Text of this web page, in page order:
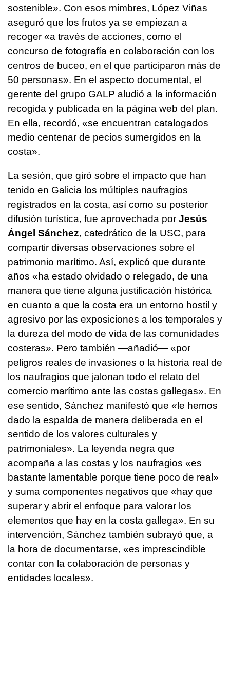
sostenible». Con esos mimbres, López Viñas
aseguró que los frutos ya se empiezan a
recoger «a través de acciones, como el
concurso de fotografía en colaboración con los
centros de buceo, en el que participaron más de
50 personas». En el aspecto documental, el
gerente del grupo GALP aludió a la información
recogida y publicada en la página web del plan.
En ella, recordó, «se encuentran catalogados
medio centenar de pecios sumergidos en la
costa».
La sesión, que giró sobre el impacto que han
tenido en Galicia los múltiples naufragios
registrados en la costa, así como su posterior
difusión turística, fue aprovechada por Jesús
Ángel Sánchez, catedrático de la USC, para
compartir diversas observaciones sobre el
patrimonio marítimo. Así, explicó que durante
años «ha estado olvidado o relegado, de una
manera que tiene alguna justificación histórica
en cuanto a que la costa era un entorno hostil y
agresivo por las exposiciones a los temporales y
la dureza del modo de vida de las comunidades
costeras». Pero también —añadió— «por
peligros reales de invasiones o la historia real de
los naufragios que jalonan todo el relato del
comercio marítimo ante las costas gallegas». En
ese sentido, Sánchez manifestó que «le hemos
dado la espalda de manera deliberada en el
sentido de los valores culturales y
patrimoniales». La leyenda negra que
acompaña a las costas y los naufragios «es
bastante lamentable porque tiene poco de real»
y suma componentes negativos que «hay que
superar y abrir el enfoque para valorar los
elementos que hay en la costa gallega». En su
intervención, Sánchez también subrayó que, a
la hora de documentarse, «es imprescindible
contar con la colaboración de personas y
entidades locales».